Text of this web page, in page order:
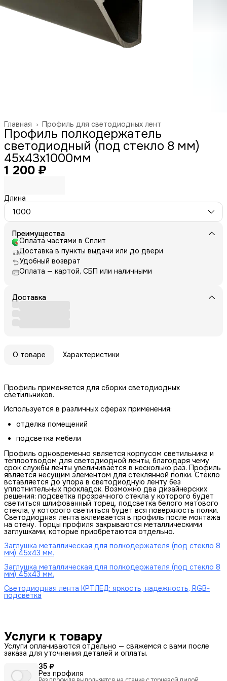
Профиль для светодиодных лент
Главная ›
Профиль полкодержатель
светодиодный (под стекло 8 мм)
45х43х1000мм
1 200 ₽
Длина
1000
Преимущества
Оплата частями в Сплит
Доставка в пункты выдачи или до двери
Удобный возврат
Оплата — картой, СБП или наличными
Доставка
О товаре Характеристики
Профиль применяется для сборки светодиодных
светильников.
Используется в различных сферах применения:
отделка помещений
подсветка мебели
Профиль одновременно является корпусом светильника и
теплоотводом для светодиодной ленты, благодаря чему
срок службы ленты увеличивается в несколько раз. Профиль
является несущим элементом для стеклянной полки. Стекло
вставляется до упора в светодиодную ленту без
уплотнительных прокладок. Возможно два дизайнерских
решения: подсветка прозрачного стекла у которого будет
светиться шлифованный торец, подсветка белого матового
стекла, у которого светиться будет вся поверхность полки.
Светодиодная лента вклеивается в профиль после монтажа
на стену. Торцы профиля закрываются металлическими
заглушками, которые приобретаются отдельно.
Заглушка металлическая для полкодержателя (под стекло 8
мм) 45х43 мм.
Заглушка металлическая для полкодержателя (под стекло 8
мм) 45х43 мм.
Светодиодная лента КРТЛЕД: яркость, надежность, RGB-
подсветка
Услуги к товару
Услуги оплачиваются отдельно — свяжемся с вами после
заказа для уточнения деталей и оплаты.
35 ₽
Рез профиля